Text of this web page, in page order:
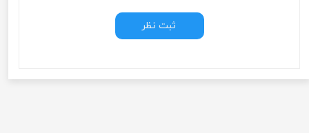
ثبت نظر